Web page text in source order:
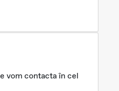
vom contacta în cel